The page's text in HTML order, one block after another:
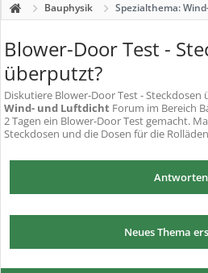
Bauphysik Spezialthema:
Blower-Door Test -
überputzt?
Diskutiere Blower-Door Test - Steckdosen
Wind- und Luftdicht Forum im Bereich
2 Tagen ein Blower-Door Test gemacht.
Steckdosen und die Dosen für die
Antworten
Neues Thema